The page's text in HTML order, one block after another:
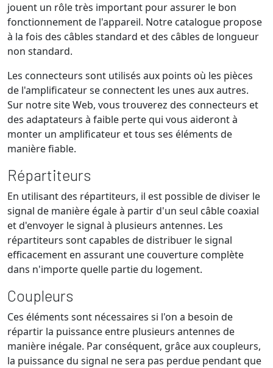
jouent un rôle très important pour assurer le bon
fonctionnement de l'appareil. Notre catalogue propose
à la fois des câbles standard et des câbles de longueur
non standard.
Les connecteurs sont utilisés aux points où les pièces
de l'amplificateur se connectent les unes aux autres.
Sur notre site Web, vous trouverez des connecteurs et
des adaptateurs à faible perte qui vous aideront à
monter un amplificateur et tous ses éléments de
manière fiable.
Répartiteurs
En utilisant des répartiteurs, il est possible de diviser le
signal de manière égale à partir d'un seul câble coaxial
et d'envoyer le signal à plusieurs antennes. Les
répartiteurs sont capables de distribuer le signal
efficacement en assurant une couverture complète
dans n'importe quelle partie du logement.
Coupleurs
Ces éléments sont nécessaires si l'on a besoin de
répartir la puissance entre plusieurs antennes de
manière inégale. Par conséquent, grâce aux coupleurs,
la puissance du signal ne sera pas perdue pendant que